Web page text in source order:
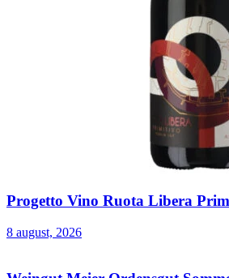
Progetto Vino Ruota Libera
8 august, 2026